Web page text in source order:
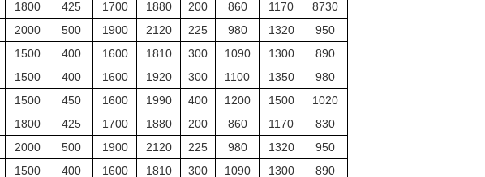
1800 425 1700 1880 200 860 1170
8730
2000 500 1900 2120 225 980 1320
950
1500 400 1600 1810 300 1090 1300
890
1500 400 1600 1920 300 1100 1350
980
1500 450 1600 1990 400 1200 1500
1020
1800 425 1700 1880 200 860 1170
830
2000 500 1900 2120 225 980 1320
950
1500 400 1600 1810 300 1090 1300 890